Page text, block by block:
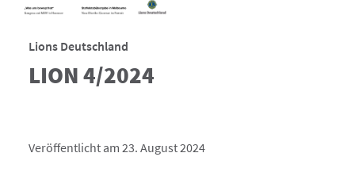
Lions Deutschland
LION 4/2024
Veröffentlicht am 23. August 2024